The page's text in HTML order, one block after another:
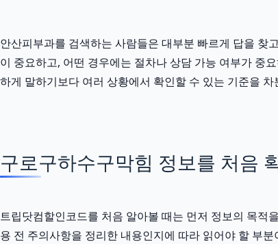
안산피부과를 검색하는 사람들은 대부분 빠르게 답을 찾
이 중요하고, 어떤 경우에는 절차나 상담 가능 여부가 중
하게 말하기보다 여러 상황에서 확인할 수 있는 기준을
구로구하수구막힘 정보를 처음
트립닷컴할인코드를 처음 알아볼 때는 먼저 정보의 목적
용 전 주의사항을 정리한 내용인지에 따라 읽어야 할 부